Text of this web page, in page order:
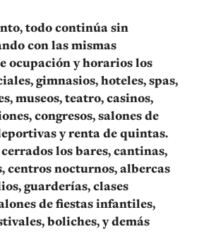
todo continúa sin
con las mismas
ocupación y horarios los
gimnasios, hoteles, spas,
museos, teatro, casinos,
congresos, salones de
y renta de quintas.
los bares, cantinas,
centros nocturnos, albercas
guarderías, clases
de fiestas infantiles,
boliches, y demás